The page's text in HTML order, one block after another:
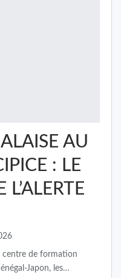
AU
: LE
centre de formation
Japon, les…